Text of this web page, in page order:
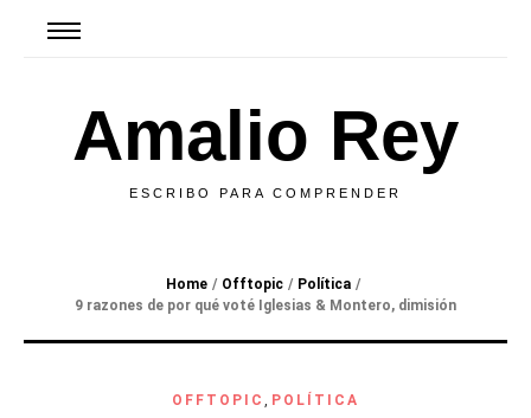
Amalio Rey
ESCRIBO PARA COMPRENDER
Home / Offtopic / Política /
9 razones de por qué voté Iglesias & Montero, dimisión
OFFTOPIC , POLÍTICA